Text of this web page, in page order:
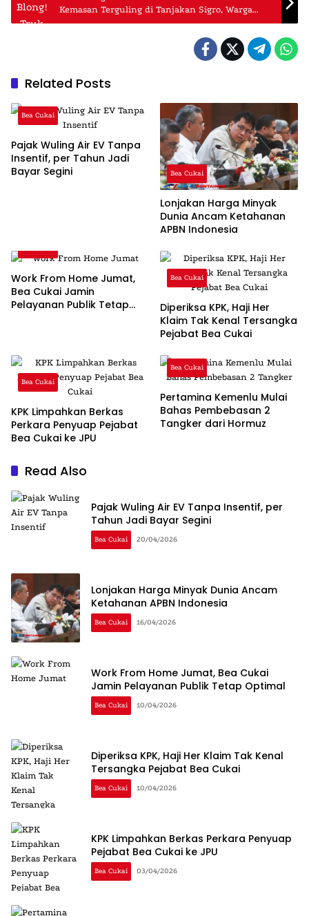
Kemasan Terguling di Tanjakan Sigro, Warga
Heboh!
Related Posts
Bea Cukai
Pajak Wuling Air EV Tanpa
Insentif, per Tahun Jadi
Bayar Segini
Bea Cukai
Lonjakan Harga Minyak
Dunia Ancam Ketahanan
APBN Indonesia
Work From Home Jumat,
Bea Cukai Jamin
Pelayanan Publik Tetap
Bea Cukai
Diperiksa KPK, Haji Her
Klaim Tak Kenal Tersangka
Pejabat Bea Cukai
Bea Cukai
KPK Limpahkan Berkas
Perkara Penyuap Pejabat
Bea Cukai ke JPU
Bea Cukai
Pertamina Kemenlu Mulai
Bahas Pembebasan 2
Tangker dari Hormuz
Read Also
Pajak Wuling Air EV Tanpa Insentif, per
Tahun Jadi Bayar Segini
Bea Cukai 20/04/2026
Lonjakan Harga Minyak Dunia Ancam
Ketahanan APBN Indonesia
Bea Cukai 16/04/2026
Work From Home Jumat, Bea Cukai
Jamin Pelayanan Publik Tetap Optimal
Bea Cukai 10/04/2026
Diperiksa KPK, Haji Her Klaim Tak Kenal
Tersangka Pejabat Bea Cukai
Bea Cukai 10/04/2026
KPK Limpahkan Berkas Perkara Penyuap
Pejabat Bea Cukai ke JPU
Bea Cukai 03/04/2026